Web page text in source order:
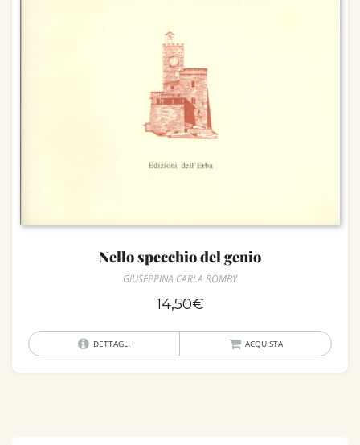
Nello specchio del genio
GIUSEPPINA CARLA ROMBY
14,50€
DETTAGLI ACQUISTA